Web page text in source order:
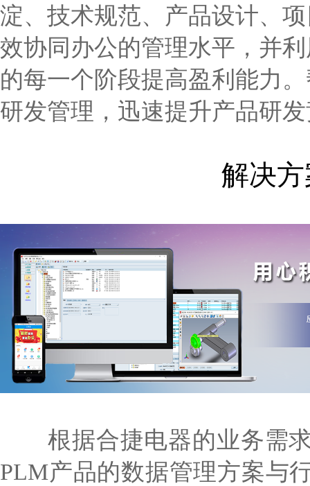
淀、技术规范、产品设计、
效协同办公的管理水平，并
的每一个阶段提高盈利能力
研发管理，迅速提升产品研
解决
根据合捷电器的业务需求
PLM产品的数据管理方案与